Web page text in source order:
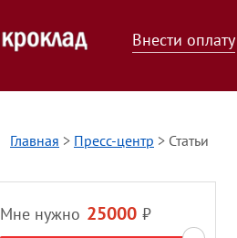
Внести оплату
Главная > Пресс-центр > Статьи
Мне нужно ₽